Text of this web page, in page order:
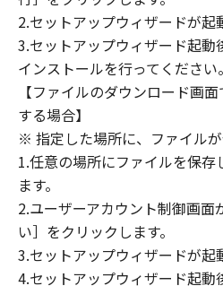
から第7条まで、第8条第4
定は、本契約書の終了後も
９．U.S. GOVERNMENT
NOTICE
“米国政府エンドユーザー”
関また団体を意味します。
府エンドユーザーである場
用されます：The
item," as that term is
2.101 (Oct 1995),
computer software" and
computer software
terms are used in 48
2.セットアップウィザードが起
3.セットアップウィザード起動
インストールを行ってください。
【ファイルのダウンロード画
する場合】
※ 指定した場所に、ファイルが
1.任意の場所にファイルを保存
ます。
2.ユーザーアカウント制御画面
い］をクリックします。
3.セットアップウィザードが起
4.セットアップウィザード起動